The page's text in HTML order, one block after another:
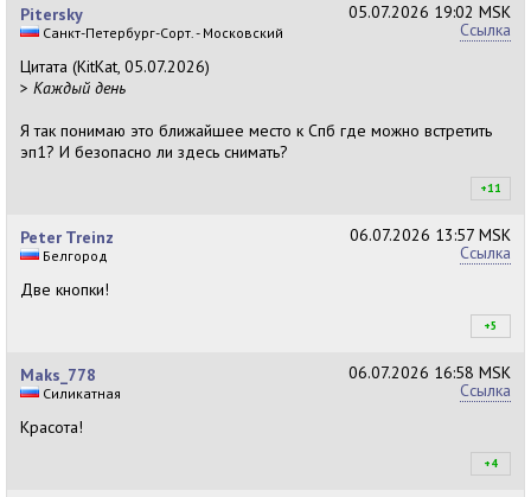
05.07.2026 19:02 MSK
Ссылка
Pitersky
Санкт-Петербург-Сорт. - Московский
Цитата (KitKat, 05.07.2026)
> Каждый день
Я так понимаю это ближайшее место к Спб где можно встретить
эп1? И безопасно ли здесь снимать?
+11
06.07.2026 13:57 MSK
Ссылка
Peter Treinz
Белгород
Две кнопки!
+5
06.07.2026 16:58 MSK
Ссылка
Maks_778
Силикатная
Красота!
+4